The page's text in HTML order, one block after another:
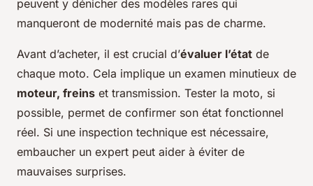
peuvent y dénicher des modèles rares qui
manqueront de modernité mais pas de charme.
Avant d’acheter, il est crucial d’évaluer l’état de
chaque moto. Cela implique un examen minutieux de
moteur, freins et transmission. Tester la moto, si
possible, permet de confirmer son état fonctionnel
réel. Si une inspection technique est nécessaire,
embaucher un expert peut aider à éviter de
mauvaises surprises.